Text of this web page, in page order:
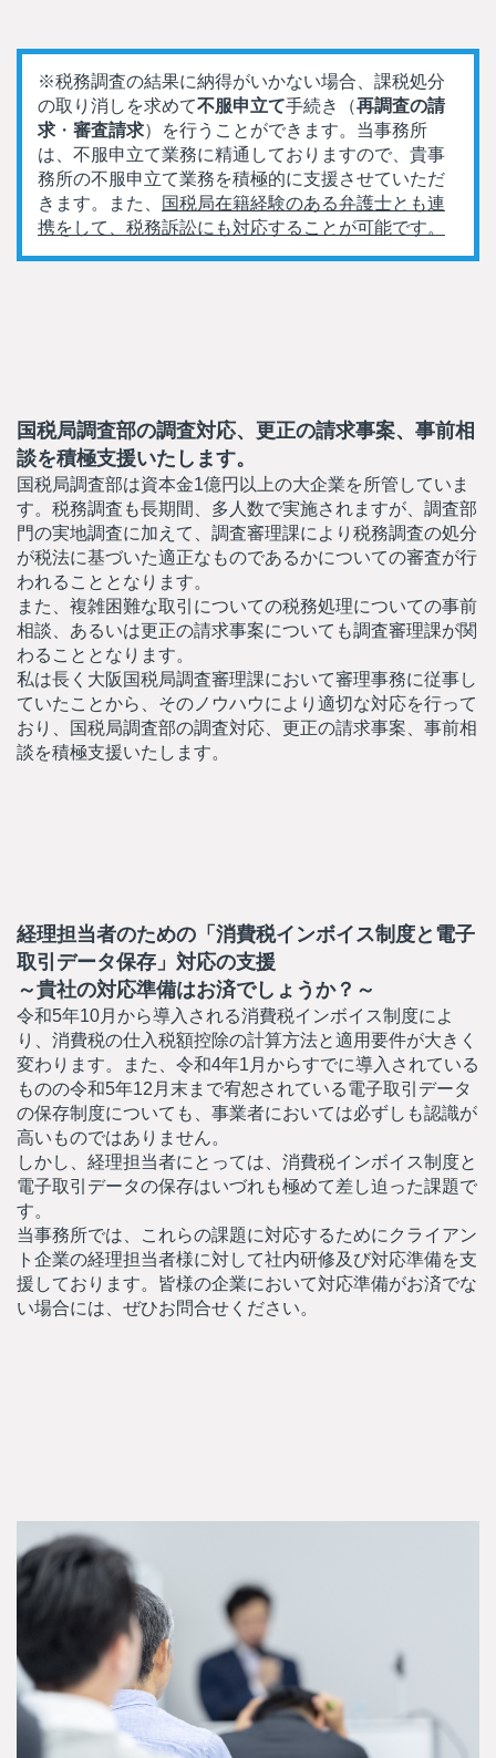
※税務調査の結果に納得がいかない場合、課税処分
の取り消しを求めて不服申立て手続き（再調査の請
求 ・ 審査請求）を行うことができます。当事務所
は、不服申立て業務に精通しておりますので、貴事
務所の不服申立て業務を積極的に支援させていただ
きます。また、
国税局在籍経験のある弁護士とも連
携をして、税務訴訟にも対応することが可能です。
国税局調査部の調査対応、更正の請求事案、事前相
談を積極支援いたします。
国税局調査部は資本金1億円以上の大企業を所管していま
す。税務調査も長期間、多人数で実施されますが、調査部
門の実地調査に加えて、調査審理課により税務調査の処分
が税法に基づいた適正なものであるかについての審査が行
われることとなります。
また、複雑困難な取引についての税務処理についての事前
相談、あるいは更正の請求事案についても調査審理課が関
わることとなります。
私は長く大阪国税局調査審理課において審理事務に従事し
ていたことから、そのノウハウにより適切な対応を行って
おり、国税局調査部の調査対応、更正の請求事案、事前相
談を積極支援いたします。
経理担当者のための「消費税インボイス制度と電子
取引データ保存」対応の支援
～貴社の対応準備はお済でしょうか？～
令和5年10月から導入される消費税インボイス制度によ
り、消費税の仕入税額控除の計算方法と適用要件が大きく
変わります。また、令和4年1月からすでに導入されている
ものの令和5年12月末まで宥恕されている電子取引データ
の保存制度についても、事業者においては必ずしも認識が
高いものではありません。
しかし、経理担当者にとっては、消費税インボイス制度と
電子取引データの保存はいづれも極めて差し迫った課題で
す。
当事務所では、これらの課題に対応するためにクライアン
ト企業の経理担当者様に対して社内研修及び対応準備を支
援しております。皆様の企業において対応準備がお済でな
い場合には、ぜひお問合せください。